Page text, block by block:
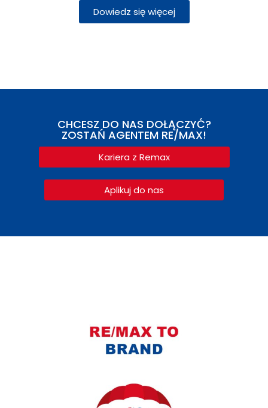
Dowiedz się więcej
CHCESZ DO NAS DOŁĄCZYĆ?
ZOSTAŃ AGENTEM RE/MAX!
Kariera z Remax
Aplikuj do nas